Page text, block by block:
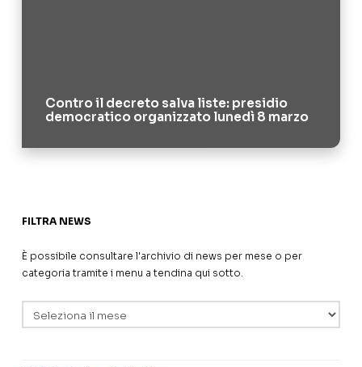
Contro il decreto salva liste: presidio
democratico organizzato lunedì 8 marzo
FILTRA NEWS
È possibile consultare l'archivio di news per mese o per
categoria tramite i menu a tendina qui sotto.